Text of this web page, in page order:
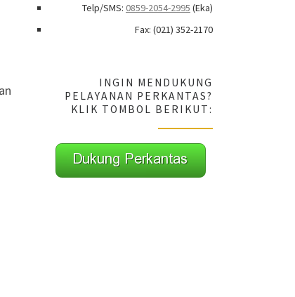
Telp/SMS: 0859-2054-2995 (Eka)
Fax: (021) 352-2170
INGIN MENDUKUNG
PELAYANAN PERKANTAS?
KLIK TOMBOL BERIKUT: